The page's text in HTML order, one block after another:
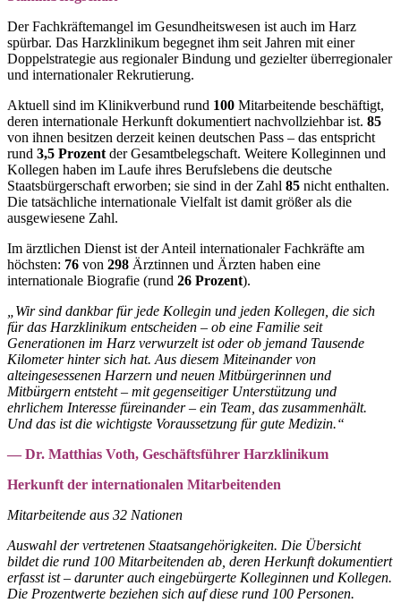
Der Fachkräftemangel im Gesundheitswesen ist auch im Harz
spürbar. Das Harzklinikum begegnet ihm seit Jahren mit einer
Doppelstrategie aus regionaler Bindung und gezielter überregionaler
und internationaler Rekrutierung.
Aktuell sind im Klinikverbund rund 100 Mitarbeitende beschäftigt,
deren internationale Herkunft dokumentiert nachvollziehbar ist. 85
von ihnen besitzen derzeit keinen deutschen Pass – das entspricht
rund 3,5 Prozentder Gesamtbelegschaft. Weitere Kolleginnen und
Kollegen haben im Laufe ihres Berufslebens die deutsche
Staatsbürgerschaft erworben; sie sind in der Zahl 85 nicht enthalten.
Die tatsächliche internationale Vielfalt ist damit größer als die
ausgewiesene Zahl.
Im ärztlichen Dienst ist der Anteil internationaler Fachkräfte am
höchsten: 76 von 298 Ärztinnen und Ärzten haben eine
internationale Biografie (rund 26 Prozent).
„Wir sind dankbar für jede Kollegin und jeden Kollegen, die sich
für das Harzklinikum entscheiden – ob eine Familie seit
Generationen im Harz verwurzelt ist oder ob jemand Tausende
Kilometer hinter sich hat. Aus diesem Miteinander von
alteingesessenen Harzern und neuen Mitbürgerinnen und
Mitbürgern entsteht – mit gegenseitiger Unterstützung und
ehrlichem Interesse füreinander – ein Team, das zusammenhält.
Und das ist die wichtigste Voraussetzung für gute Medizin.“
— Dr. Matthias Voth, Geschäftsführer Harzklinikum
Herkunft der internationalen Mitarbeitenden
Mitarbeitende aus 32 Nationen
Auswahl der vertretenen Staatsangehörigkeiten. Die Übersicht
bildet die rund 100 Mitarbeitenden ab, deren Herkunft dokumentiert
erfasst ist – darunter auch eingebürgerte Kolleginnen und Kollegen.
Die Prozentwerte beziehen sich auf diese rund 100 Personen.